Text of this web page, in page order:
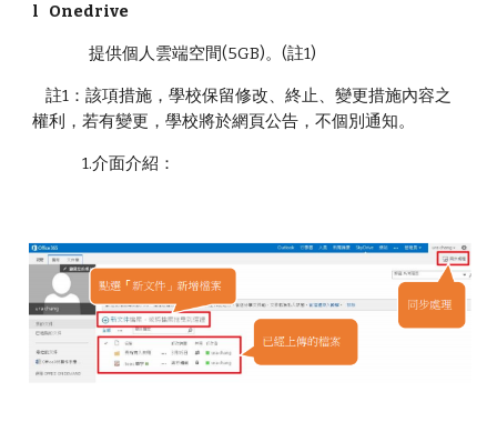
l Onedrive
提供個人雲端空間(5GB)。(註1)
註1：該項措施，學校保留修改、終止、變更措施內容之
權利，若有變更，學校將於網頁公告，不個別通知。
1.介面介紹：